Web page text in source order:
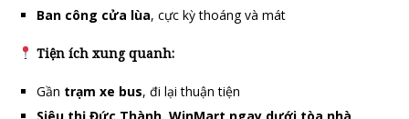
Ban công cửa lùa, cực kỳ thoáng và mát
Tiện ích xung quanh:
Gần trạm xe bus, đi lại thuận tiện
Siêu thị Đức Thành, WinMart ngay dưới tòa nhà